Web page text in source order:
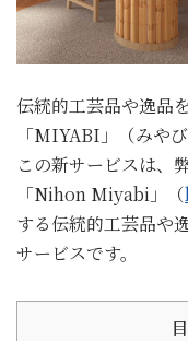
伝統的工芸品や逸品
「MIYABI」（みや
この新サービスは、
「Nihon Miyabi」（
する伝統的工芸品や
サービスです。